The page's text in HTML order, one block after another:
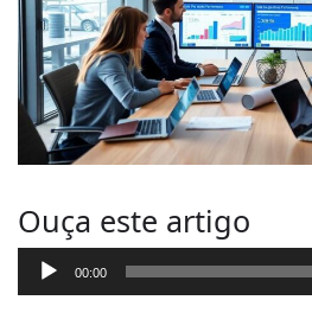
Ouça este artigo
o
00:00